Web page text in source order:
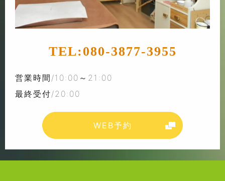
TEL:080-3877-3955
営業時間/10:00～21:00
最終受付/20:00
WEB予約